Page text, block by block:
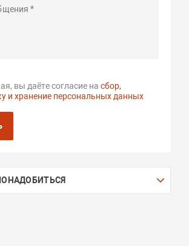
вы даёте согласие насбор,
и хранение персональных данных